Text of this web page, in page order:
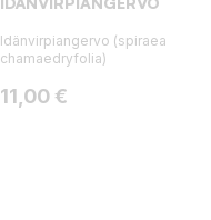
Idänvirpiangervo (spiraea
chamaedryfolia)
Hinta
11,00 €